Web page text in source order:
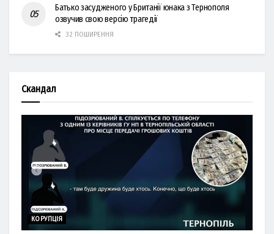
Батько засудженого у Британії юнака з Тернополя
озвучив свою версію трагедії
32 ПОШИРЕННЯ
Скандал
КОРУПЦІЯ